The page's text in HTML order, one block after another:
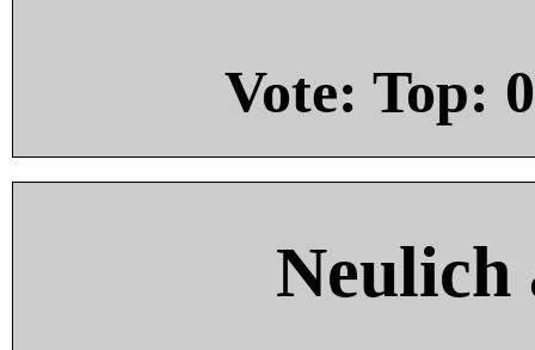
Vote: Top: 0
Neulich